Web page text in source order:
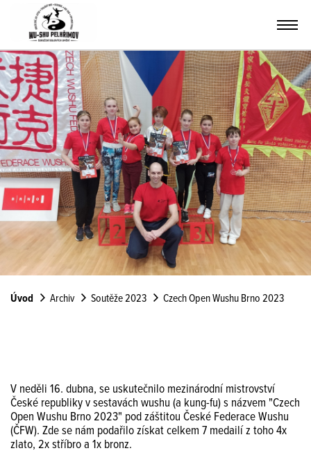
Úvod Archiv Soutěže 2023 Czech Open Wushu Brno 2023
V neděli 16. dubna, se uskutečnilo mezinárodní mistrovství
České republiky v sestavách wushu (a kung-fu) s názvem "Czech
Open Wushu Brno 2023" pod záštitou České Federace Wushu
(ČFW). Zde se nám podařilo získat celkem 7 medailí z toho 4x
zlato, 2x stříbro a 1x bronz.